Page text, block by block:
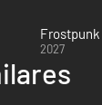
Frostpunk
2027